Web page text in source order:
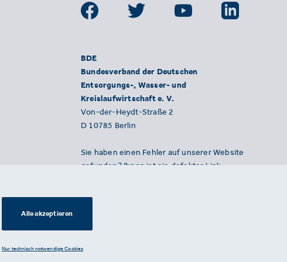
BDE
Bundesverband der Deutschen
Entsorgungs-, Wasser- und
Kreislaufwirtschaft e. V.
Von-der-Heydt-Straße 2
D 10785 Berlin
Sie haben einen Fehler auf unserer Website
gefunden? Ihnen ist ein defekter Link
Alle akzeptieren
Nur technisch notwendige Cookies